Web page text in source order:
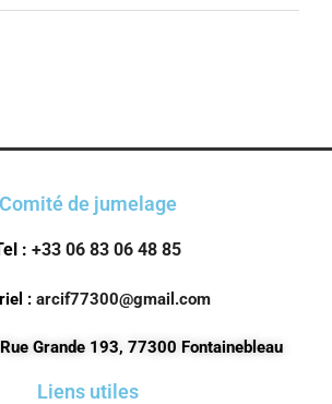
Comité de jumelage
: +33 06 83 06 48 85
: arcif77300@gmail.com
Grande 193, 77300 Fontainebleau
Liens utiles